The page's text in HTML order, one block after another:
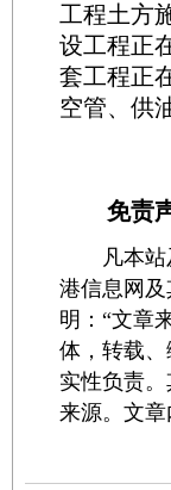
工程土方
设工程正
套工程正
空管、供
免责
凡本站及
港信息网
明：“文章
体，转载
实性负责
来源。文章